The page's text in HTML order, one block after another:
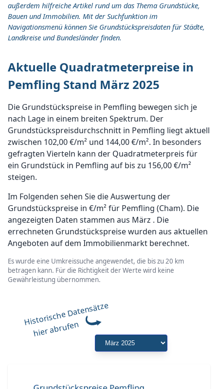
außerdem hilfreiche Artikel rund um das Thema Grundstücke,
Bauen und Immobilien. Mit der Suchfunktion im
Navigationsmenü können Sie Grundstückspreisdaten für Städte,
Landkreise und Bundesländer finden.
Aktuelle Quadratmeterpreise in
Pemfling Stand März 2025
Die Grundstückspreise in Pemfling bewegen sich je
nach Lage in einem breiten Spektrum. Der
Grundstückspreisdurchschnitt in Pemfling liegt aktuell
zwischen 102,00 €/m² und 144,00 €/m². In besonders
gefragten Vierteln kann der Quadratmeterpreis für
ein Grundstück in Pemfling auf bis zu 156,00 €/m²
steigen.
Im Folgenden sehen Sie die Auswertung der
Grundstückspreise in €/m² für Pemfling (Cham). Die
angezeigten Daten stammen aus März . Die
errechneten Grundstückspreise wurden aus aktuellen
Angeboten auf dem Immobilienmarkt berechnet.
Es wurde eine Umkreissuche angewendet, die bis zu 20 km
betragen kann. Für die Richtigkeit der Werte wird keine
Gewährleistung übernommen.
Historische Datensätze
hier abrufen